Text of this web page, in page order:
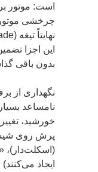
است: موتور
چرخشی
این اجزا
بدون باقی
نگهداری از
نامساعد
خورشید،
پرش روی
(اسکلت‌دار)،
ایجاد